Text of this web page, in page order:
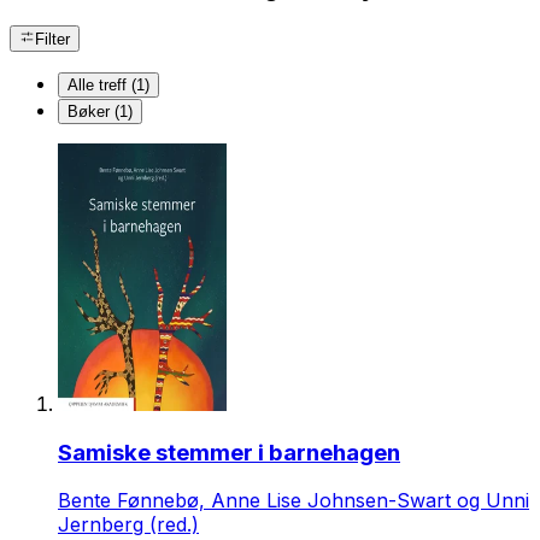
Filter
Alle treff (1)
Bøker (1)
Samiske stemmer i barnehagen
Bente Fønnebø, Anne Lise Johnsen-Swart og Unni
Jernberg (red.)